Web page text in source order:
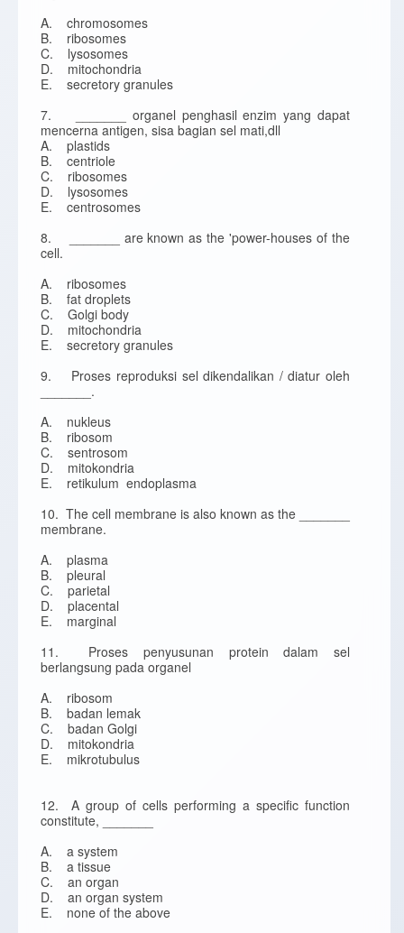
A. chromosomes
B. ribosomes
C. lysosomes
D. mitochondria
E. secretory granules
7. _______ organel penghasil enzim yang dapat
mencerna antigen, sisa bagian sel mati,dll
A. plastids
B. centriole
C. ribosomes
D. lysosomes
E. centrosomes
8. _______ are known as the 'power-houses of the
cell.
A. ribosomes
B. fat droplets
C. Golgi body
D. mitochondria
E. secretory granules
9. Proses reproduksi sel dikendalikan / diatur oleh
_______.
A. nukleus
B. ribosom
C. sentrosom
D. mitokondria
E. retikulum endoplasma
10. The cell membrane is also known as the _______
membrane.
A. plasma
B. pleural
C. parietal
D. placental
E. marginal
11. Proses penyusunan protein dalam sel
berlangsung pada organel
A. ribosom
B. badan lemak
C. badan Golgi
D. mitokondria
E. mikrotubulus
12. A group of cells performing a specific function
constitute, _______
A. a system
B. a tissue
C. an organ
D. an organ system
E. none of the above